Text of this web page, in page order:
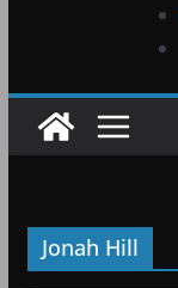
Jonah Hill